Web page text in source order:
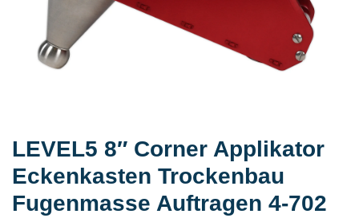
LEVEL5 8″ Corner Applikator
Eckenkasten Trockenbau
Fugenmasse Auftragen 4-702